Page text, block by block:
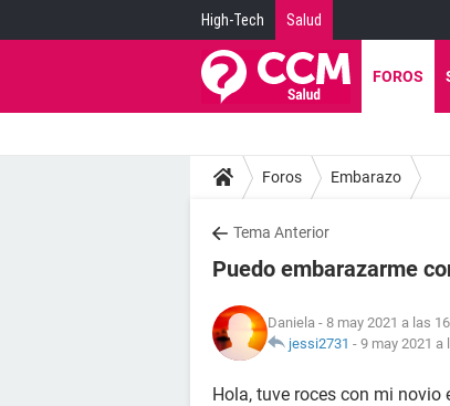
High-Tech Salud
FOROS
Foros Embarazo
Tema Anterior
Puedo embarazarme
Daniela - 8 may 2021 a las
jessi2731 - 9 may 2021 a
Hola, tuve roces con mi